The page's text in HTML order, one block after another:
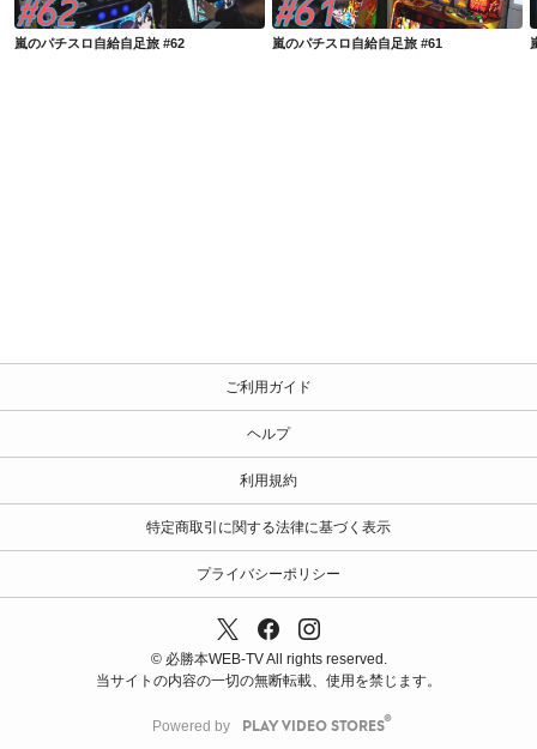
嵐のパチスロ自給自足旅 #62 嵐のパチスロ自給自足旅 #61
ご利用ガイド
ヘルプ
利用規約
特定商取引に関する法律に基づく表示
プライバシーポリシー
© 必勝本WEB-TV All rights reserved.
当サイトの内容の一切の無断転載、使用を禁じます。
Powered by PLAY VIDEO STORES